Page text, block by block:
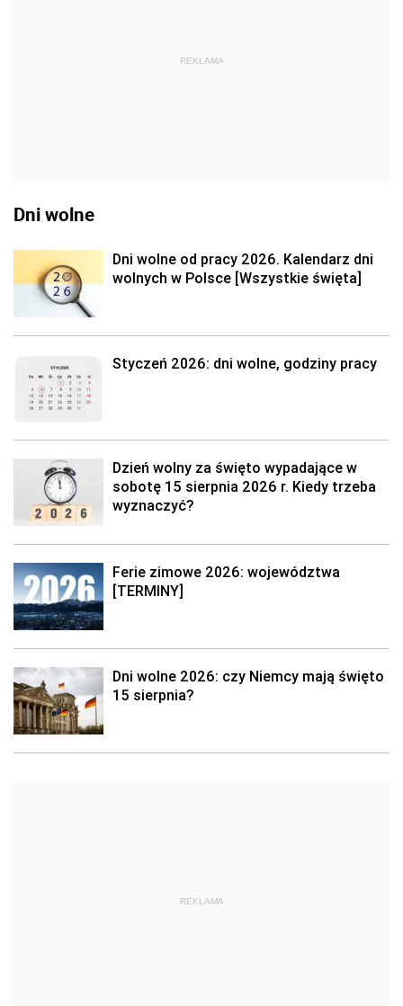
REKLAMA
Dni wolne
Dni wolne od pracy 2026. Kalendarz dni
wolnych w Polsce [Wszystkie święta]
Styczeń 2026: dni wolne, godziny pracy
Dzień wolny za święto wypadające w
sobotę 15 sierpnia 2026 r. Kiedy trzeba
wyznaczyć?
Ferie zimowe 2026: województwa
[TERMINY]
Dni wolne 2026: czy Niemcy mają święto
15 sierpnia?
REKLAMA